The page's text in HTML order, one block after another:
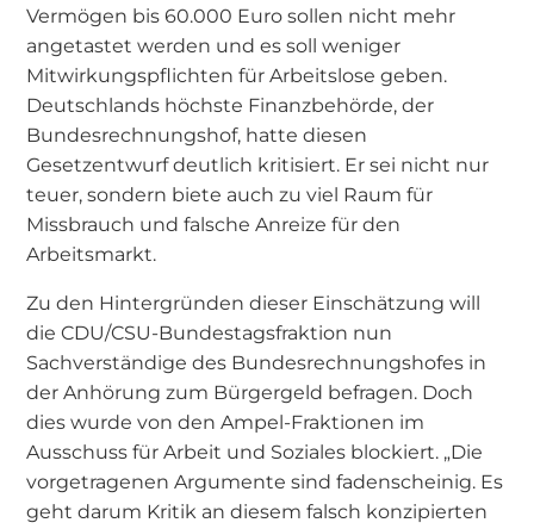
Vermögen bis 60.000 Euro sollen nicht mehr
angetastet werden und es soll weniger
Mitwirkungspflichten für Arbeitslose geben.
Deutschlands höchste Finanzbehörde, der
Bundesrechnungshof, hatte diesen
Gesetzentwurf deutlich kritisiert. Er sei nicht nur
teuer, sondern biete auch zu viel Raum für
Missbrauch und falsche Anreize für den
Arbeitsmarkt.
Zu den Hintergründen dieser Einschätzung will
die CDU/CSU-Bundestagsfraktion nun
Sachverständige des Bundesrechnungshofes in
der Anhörung zum Bürgergeld befragen. Doch
dies wurde von den Ampel-Fraktionen im
Ausschuss für Arbeit und Soziales blockiert. „Die
vorgetragenen Argumente sind fadenscheinig. Es
geht darum Kritik an diesem falsch konzipierten